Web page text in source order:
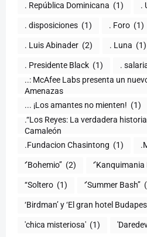
. República Dominicana (1) .
. disposiciones (1) . Foro (1)
. Luis Abinader (2) . Luna (1)
. Presidente Black (1) .
..: McAfee Labs presenta un
... ¡Los amantes no mienten! (1)
.“Los Reyes: La verdadera
Camaleón
.Fundacion Chasintong (1)
‘’Bohemio’’ (2) ‘’Kanquimania
‘‘Soltero (1) ‘’Summer Bash’’
‘Birdman’ y ‘El gran hotel
'chica misteriosa' (1)